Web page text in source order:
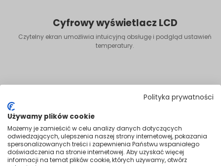
Polityka prywatności
Używamy plików cookie
Możemy je zamieścić w celu analizy danych dotyczących
odwiedzających, ulepszenia naszej strony internetowej, pokazania
spersonalizowanych treści i zapewnienia Państwu wspaniałego
doświadczenia na stronie internetowej. Aby uzyskać więcej
informacji na temat plików cookie, których używamy, otwórz
Cyfrowy wyświetlacz LCD
Czytelny ekran umożliwia intuicyjną obsługę i podgląd ustawień
temperatury.